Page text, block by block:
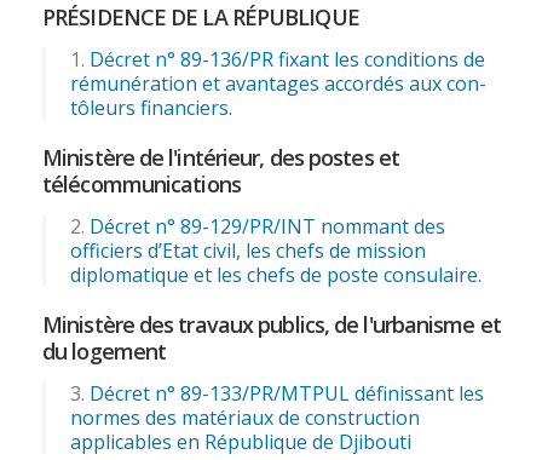
PRÉSIDENCE DE LA RÉPUBLIQUE
Décret n° 89-136/PR fixant les conditions de
rémunération et avantages accordés aux con-
tôleurs financiers.
Ministère de l'intérieur, des postes et
télécommunications
Décret n° 89-129/PR/INT nommant des
officiers d’Etat civil, les chefs de mission
diplomatique et les chefs de poste consulaire.
Ministère des travaux publics, de l'urbanisme et
du logement
Décret n° 89-133/PR/MTPUL définissant les
normes des matériaux de construction
applicables en République de Djibouti